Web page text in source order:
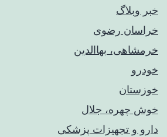
خبر وبلاگ
خراسان رضوی
خرمشاهی، بهاالدین
خودرو
خوزستان
خوش چهره، جلال
دارو و تجهیزات پزشکی